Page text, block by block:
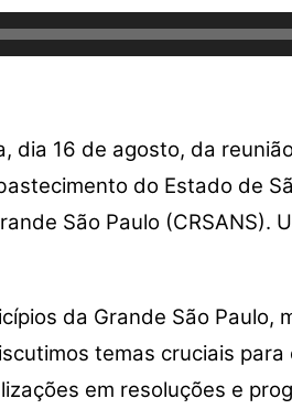
dia 16 de agosto, da
do Estado de
São Paulo (CRSANS).
da Grande São Paulo,
temas cruciais
em resoluções e